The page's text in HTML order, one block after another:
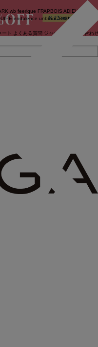
wb feerique FRAPBOIS ADIEU
endalence unbilanc BIGI online store
ート よくある質問 ジャーナル お問い合わ